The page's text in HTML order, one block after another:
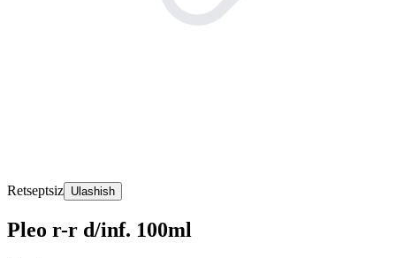
Retseptsiz Ulashish
Pleo r-r d/inf. 100ml